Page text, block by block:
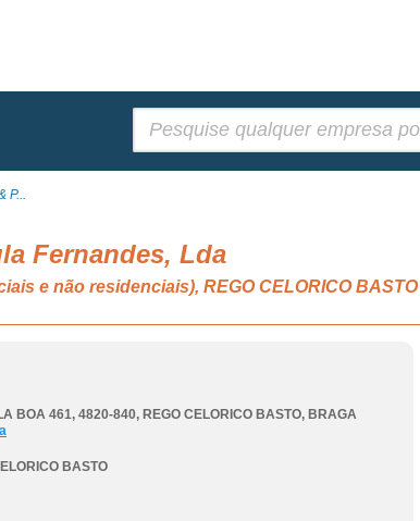
P...
Fernandes, Lda
e não residenciais), REGO CELORICO BASTO
BOA 461, 4820-840, REGO CELORICO BASTO, BRAGA
BASTO